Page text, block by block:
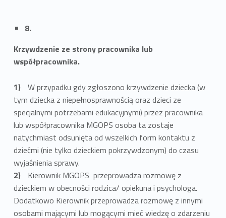
8.
Krzywdzenie ze strony pracownika lub
współpracownika.
W przypadku gdy zgłoszono krzywdzenie dziecka (w
tym dziecka z niepełnosprawnością oraz dzieci ze
specjalnymi potrzebami edukacyjnymi) przez pracownika
lub współpracownika MGOPS osoba ta zostaje
natychmiast odsunięta od wszelkich form kontaktu z
dziećmi (nie tylko dzieckiem pokrzywdzonym) do czasu
wyjaśnienia sprawy.
Kierownik MGOPS przeprowadza rozmowę z
dzieckiem w obecności rodzica/ opiekuna i psychologa.
Dodatkowo Kierownik przeprowadza rozmowę z innymi
osobami mającymi lub mogącymi mieć wiedzę o zdarzeniu